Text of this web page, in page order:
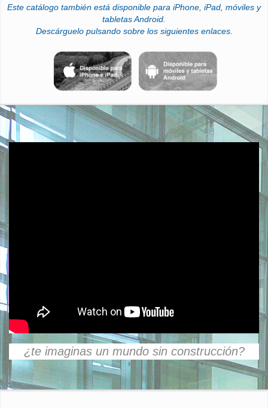
Este catálogo también está disponible para iPhone, iPad, móviles y
tabletas Android.
Descárguelo pulsando sobre los siguientes enlaces.
¿te imaginas un mundo sin construcción?